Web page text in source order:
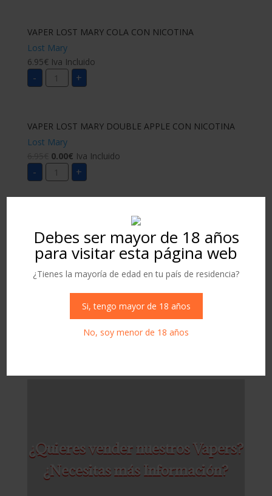
Debes ser mayor de 18 años
para visitar esta página web
¿Tienes la mayoría de edad en tu país de residencia?
Si, tengo mayor de 18 años
No, soy menor de 18 años
CON
NICOTINA
cantidad
VAPER LOST MARY COLA CON NICOTINA
Lost Mary
6.95€ Iva Incluido
- VAPER
LOST
MARY
cantidad
+
VAPER LOST MARY DOUBLE APPLE CON NICOTINA
Lost Mary
0.00€ Iva Incluido
- VAPER
LOST
MARY
APPLE
+
3
Buscar
¿Quieres vender nuestros Vapers?
¿Necesitas más Información?